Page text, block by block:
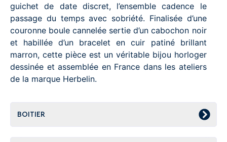
guichet de date discret, l’ensemble cadence le
passage du temps avec sobriété. Finalisée d’une
couronne boule cannelée sertie d’un cabochon noir
et habillée d’un bracelet en cuir patiné brillant
marron, cette pièce est un véritable bijou horloger
dessinée et assemblée en France dans les ateliers
de la marque Herbelin.
BOITIER